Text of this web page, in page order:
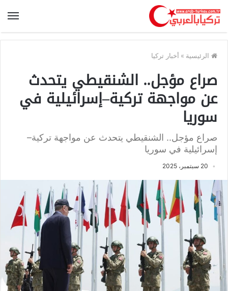
الرئيسية » أخبار تركيا
صراع مؤجل.. الشنقيطي يتحدث
عن مواجهة تركية–إسرائيلية في
سوريا
صراع مؤجل.. الشنقيطي يتحدث عن مواجهة تركية–
إسرائيلية في سوريا
20 سبتمبر، 2025